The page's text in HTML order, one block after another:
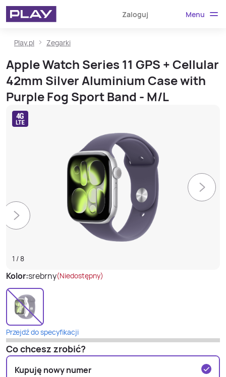
Zaloguj Menu
Play.pl Zegarki
Apple Watch Series 11 GPS + Cellular
42mm Silver Aluminium Case with
Purple Fog Sport Band - M/L
1 / 8
Kolor:srebrny(Niedostępny)
Przejdź do specyfikacji
Co chcesz zrobić?
Kupuję nowy numer